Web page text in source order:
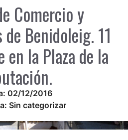
Comercio y
Benidoleig. 11
en la Plaza de la
02/12/2016
Sin categorizar